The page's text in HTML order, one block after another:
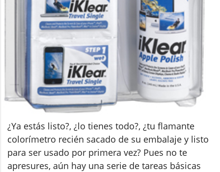
¿Ya estás listo?, ¿lo tienes todo?, ¿tu flamante
colorímetro recién sacado de su embalaje y listo
para ser usado por primera vez? Pues no te
apresures, aún hay una serie de tareas básicas